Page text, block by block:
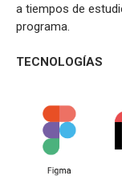
a tiempos de
programa.
TECNOLOGÍAS